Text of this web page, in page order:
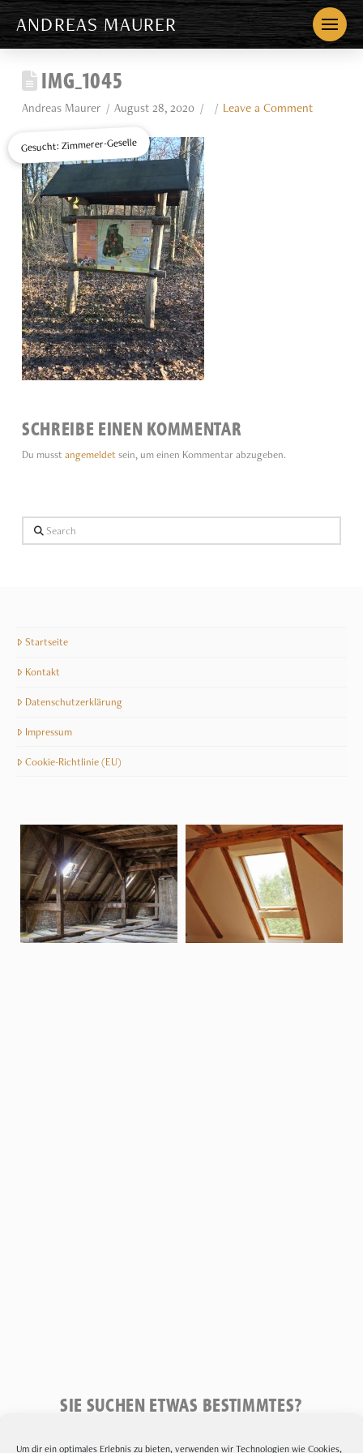
Um dir ein optimales Erlebnis zu bieten, verwenden wir Technologien wie Cookies,
ANDREAS MAURER
Gesucht: Zimmerer-Geselle
IMG_1045
Andreas Maurer August 28, 2020 Leave a Comment
SCHREIBE EINEN KOMMENTAR
Du musst angemeldet sein, um einen Kommentar abzugeben.
Search
Startseite
Kontakt
Datenschutzerklärung
Impressum
Cookie-Richtlinie (EU)
SIE SUCHEN ETWAS BESTIMMTES?